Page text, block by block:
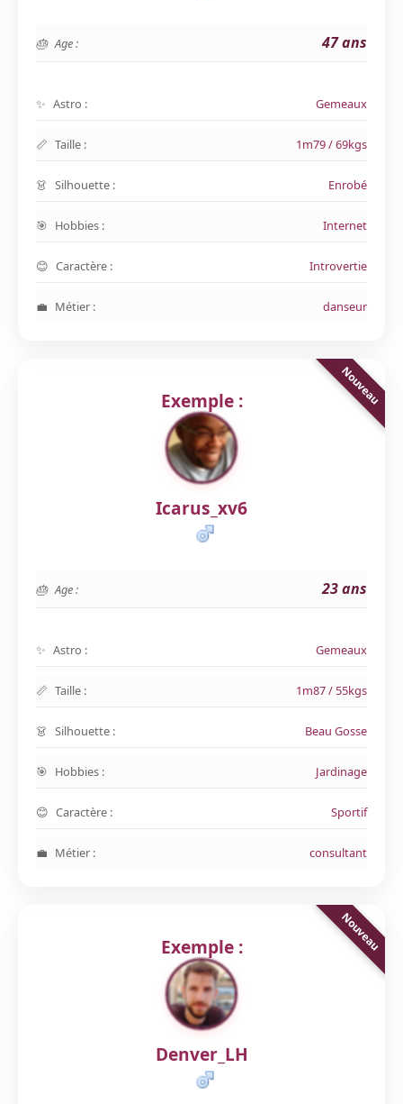
Age : 47 ans
Astro : Gemeaux
Taille : 1m79 / 69kgs
Silhouette : Enrobé
Hobbies : Internet
Caractère : Introvertie
Métier : danseur
Exemple :
Icarus_xv6
Age : 23 ans
Astro : Gemeaux
Taille : 1m87 / 55kgs
Silhouette : Beau Gosse
Hobbies : Jardinage
Caractère : Sportif
Métier : consultant
Exemple :
Denver_LH